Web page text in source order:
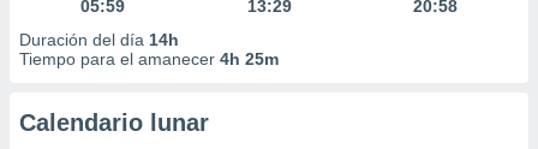
05:59
13:29
20:58
Duración del día 14h
Tiempo para el amanecer 4h 25m
Calendario lunar